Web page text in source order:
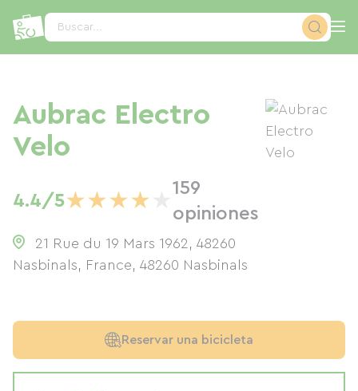
Buscar...
Aubrac Electro
Velo
4.4/5★★★★
159
opiniones
21 Rue du 19 Mars 1962, 48260
Nasbinals, France, 48260 Nasbinals
Reservar una bicicleta
Panel de gestión de cookies